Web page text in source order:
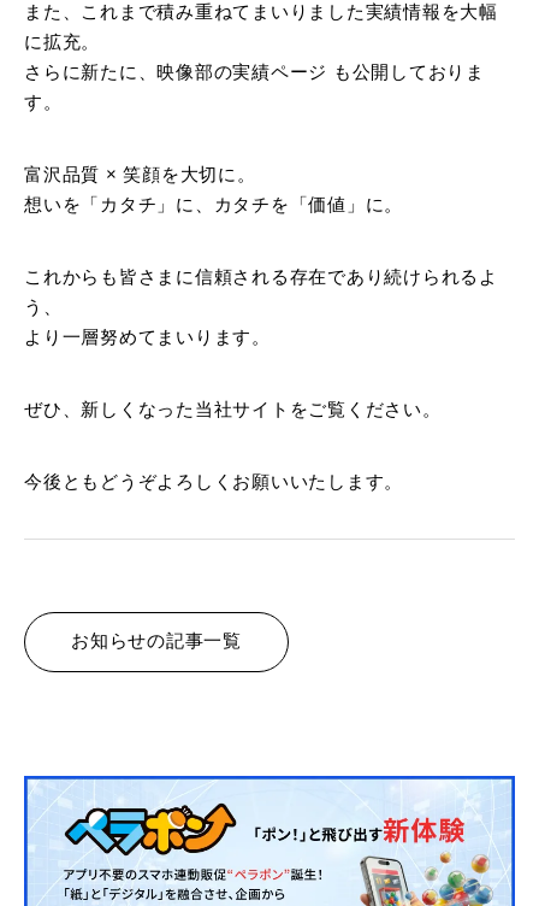
また、これまで積み重ねてまいりました実績情報を大幅
に拡充。
さらに新たに、映像部の実績ページ も公開しておりま
す。
富沢品質 × 笑顔を大切に。
想いを「カタチ」に、カタチを「価値」に。
これからも皆さまに信頼される存在であり続けられるよ
う、
より一層努めてまいります。
ぜひ、新しくなった当社サイトをご覧ください。
今後ともどうぞよろしくお願いいたします。
お知らせの記事一覧